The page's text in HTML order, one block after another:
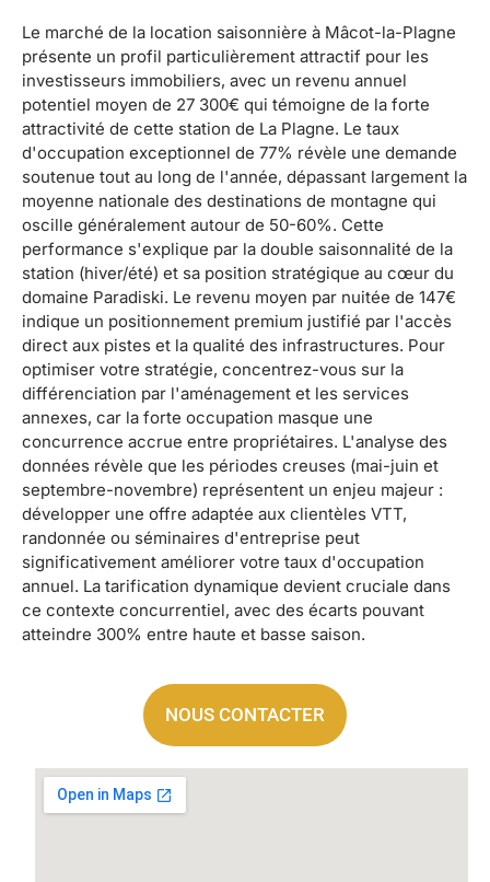
Le marché de la location saisonnière à Mâcot-la-Plagne
présente un profil particulièrement attractif pour les
investisseurs immobiliers, avec un revenu annuel
potentiel moyen de 27 300€ qui témoigne de la forte
attractivité de cette station de La Plagne. Le taux
d'occupation exceptionnel de 77% révèle une demande
soutenue tout au long de l'année, dépassant largement la
moyenne nationale des destinations de montagne qui
oscille généralement autour de 50-60%. Cette
performance s'explique par la double saisonnalité de la
station (hiver/été) et sa position stratégique au cœur du
domaine Paradiski. Le revenu moyen par nuitée de 147€
indique un positionnement premium justifié par l'accès
direct aux pistes et la qualité des infrastructures. Pour
optimiser votre stratégie, concentrez-vous sur la
différenciation par l'aménagement et les services
annexes, car la forte occupation masque une
concurrence accrue entre propriétaires. L'analyse des
données révèle que les périodes creuses (mai-juin et
septembre-novembre) représentent un enjeu majeur :
développer une offre adaptée aux clientèles VTT,
randonnée ou séminaires d'entreprise peut
significativement améliorer votre taux d'occupation
annuel. La tarification dynamique devient cruciale dans
ce contexte concurrentiel, avec des écarts pouvant
atteindre 300% entre haute et basse saison.
NOUS CONTACTER